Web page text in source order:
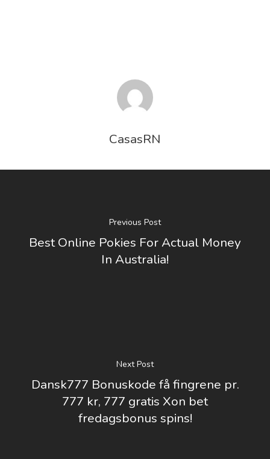
CasasRN
Previous Post
Best Online Pokies For Actual Money
In Australia!
Next Post
Dansk777 Bonuskode få fingrene pr.
777 kr, 777 gratis Xon bet
fredagsbonus spins!